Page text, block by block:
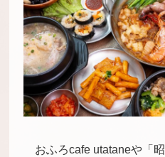
おふろcafe utataneや「